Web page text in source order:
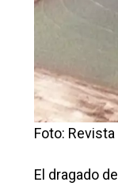
Foto:
El dragado